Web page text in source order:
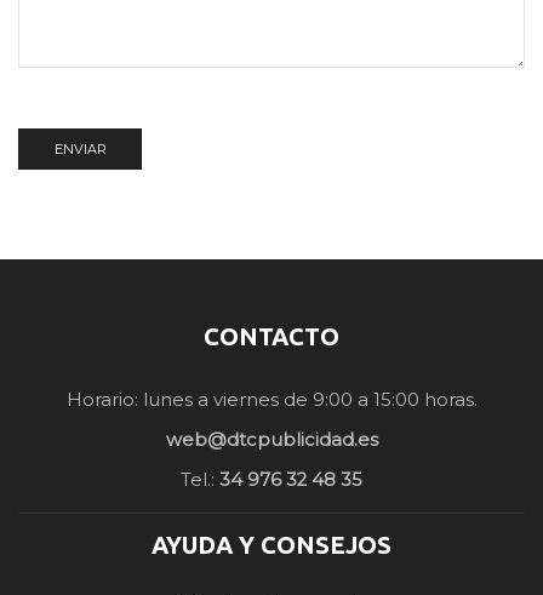
CONTACTO
Horario: lunes a viernes de 9:00 a 15:00 horas.
web@dtcpublicidad.es
Tel.: 34 976 32 48 35
AYUDA Y CONSEJOS